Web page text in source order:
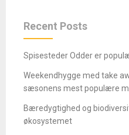
Recent Posts
Spisesteder Odder er
Weekendhygge med take
sæsonens mest populære
Bæredygtighed og
økosystemet